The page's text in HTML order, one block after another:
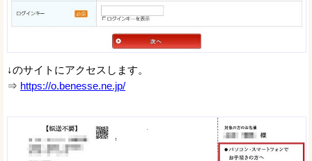
↓のサイトにアクセスします。
⇒ https://o.benesse.ne.jp/